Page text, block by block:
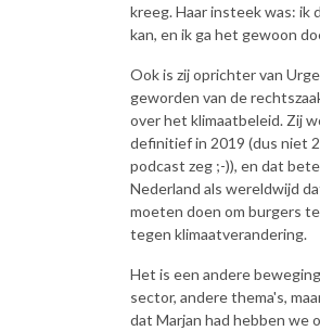
kreeg. Haar insteek was: ik
kan, en ik ga het gewoon
Ook is zij oprichter van
geworden van de
over het klimaatbeleid. Zij
definitief in 2019 (dus niet
podcast zeg ;-)), en dat
Nederland als wereldwijd
moeten doen om burgers
tegen klimaatverandering.
Het is een andere
sector, andere thema's,
dat Marjan had hebben we